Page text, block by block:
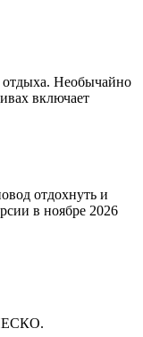
Необычайно
включает
отдохнуть и
в ноябре 2026